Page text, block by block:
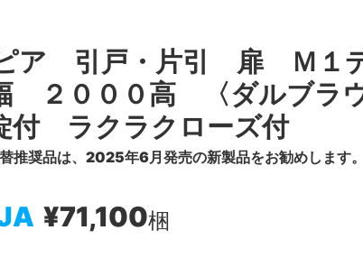
ア 引戸・片引 扉 Ｍ１
２０００高 〈ダルブラ
ラクラクローズ付
推奨品は、2025年6月発売の新製品をお勧めします。
¥71,100梱